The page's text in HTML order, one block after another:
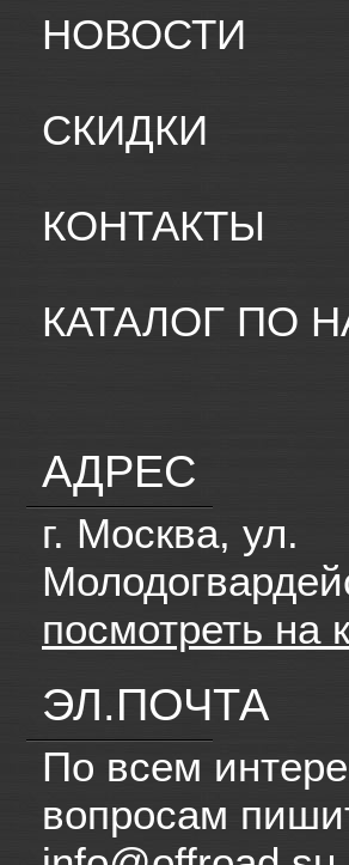
НОВОСТИ
СКИДКИ
КОНТАКТЫ
КАТАЛОГ ПО
АДРЕС
г. Москва, ул.
посмотреть на
ЭЛ.ПОЧТА
По всем
вопросам